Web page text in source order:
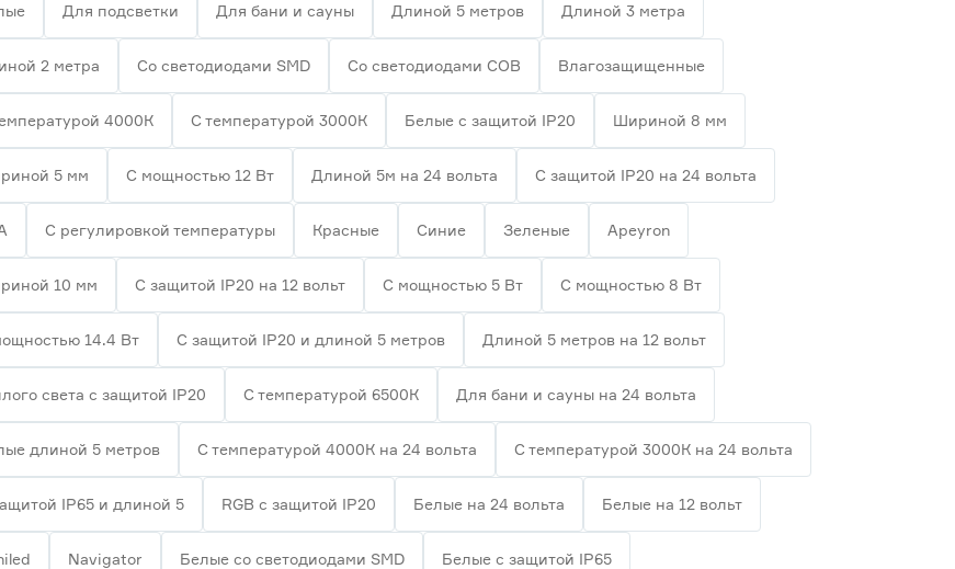
Для подсветки Для бани и сауны Длиной 5 метров Длиной 3 метра
2 метра Со светодиодами SMD Со светодиодами СОВ Влагозащищенные
4000К С температурой 3000К Белые с защитой IP20 Шириной 8 мм
5 мм С мощностью 12 Вт Длиной 5м на 24 вольта С защитой IP20 на 24 вольта
С регулировкой температуры Красные Синие Зеленые Apeyron
10 мм С защитой IP20 на 12 вольт С мощностью 5 Вт С мощностью 8 Вт
14.4 Вт С защитой IP20 и длиной 5 метров Длиной 5 метров на 12 вольт
света с защитой IP20 С температурой 6500К Для бани и сауны на 24 вольта
длиной 5 метров С температурой 4000К на 24 вольта С температурой 3000К на 24 вольта
IP65 и длиной 5 RGB с защитой IP20 Белые на 24 вольта Белые на 12 вольт
Navigator Белые со светодиодами SMD Белые с защитой IP65